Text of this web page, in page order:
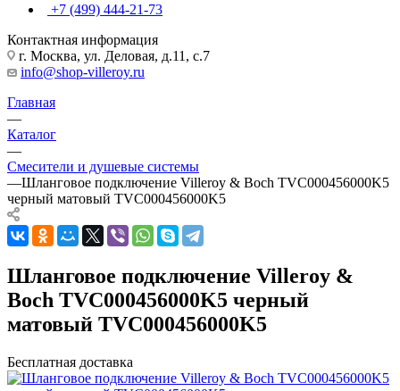
+7 (499) 444-21-73
Контактная информация
г. Москва, ул. Деловая, д.11, с.7
info@shop-villeroy.ru
Главная
—
Каталог
—
Смесители и душевые системы
—Шланговое подключение Villeroy & Boch TVC000456000K5
черный матовый TVC000456000K5
Шланговое подключение Villeroy &
Boch TVC000456000K5 черный
матовый TVC000456000K5
Бесплатная доставка